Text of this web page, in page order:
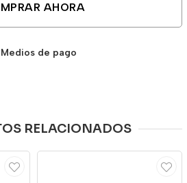
AHORA
Medios de pago
RELACIONADOS